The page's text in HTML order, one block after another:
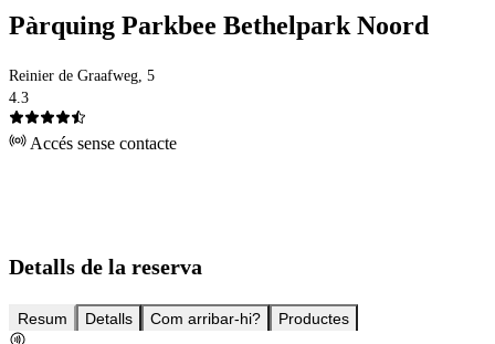
Pàrquing Parkbee Bethelpark Noord
Reinier de Graafweg, 5
4.3
Accés sense contacte
Detalls de la reserva
Resum Detalls Com arribar-hi? Productes